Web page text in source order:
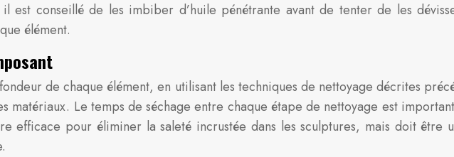
est conseillé de les imbiber d’huile pénétrante avant de tenter de les
élément.
de chaque élément, en utilisant les techniques de nettoyage décrites
matériaux. Le temps de séchage entre chaque étape de nettoyage est
efficace pour éliminer la saleté incrustée dans les sculptures, mais doit être